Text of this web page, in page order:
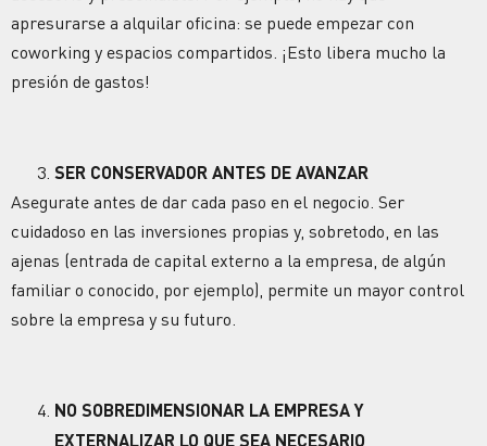
apresurarse a alquilar oficina: se puede empezar con
coworking y espacios compartidos. ¡Esto libera mucho la
presión de gastos!
SER CONSERVADOR ANTES DE AVANZAR
Asegurate antes de dar cada paso en el negocio. Ser
cuidadoso en las inversiones propias y, sobretodo, en las
ajenas (entrada de capital externo a la empresa, de algún
familiar o conocido, por ejemplo), permite un mayor control
sobre la empresa y su futuro.
NO SOBREDIMENSIONAR LA EMPRESA Y
EXTERNALIZAR LO QUE SEA NECESARIO